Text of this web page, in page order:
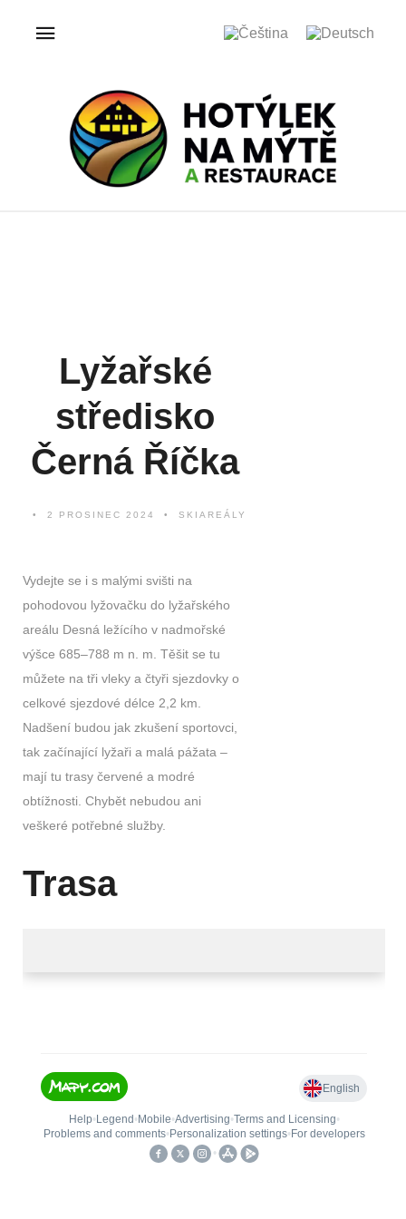
Lyžařské
středisko
Černá Říčka
2 PROSINEC 2024 SKIAREÁLY
Vydejte se i s malými svišti na
pohodovou lyžovačku do lyžařského
areálu Desná ležícího v nadmořské
výšce 685–788 m n. m. Těšit se tu
můžete na tři vleky a čtyři sjezdovky o
celkové sjezdové délce 2,2 km.
Nadšení budou jak zkušení sportovci,
tak začínající lyžaři a malá pážata –
mají tu trasy červené a modré
obtížnosti. Chybět nebudou ani
veškeré potřebné služby.
Trasa